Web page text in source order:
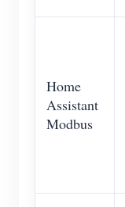
Home
Assistant
Modbus